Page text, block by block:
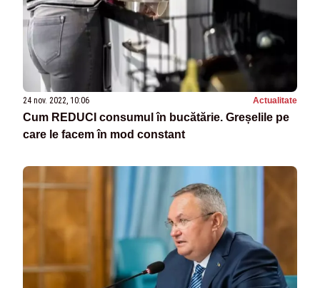
24 nov. 2022, 10:06 Actualitate
Cum REDUCI consumul în bucătărie. Greșelile pe
care le facem în mod constant